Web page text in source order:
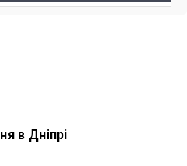
в Дніпрі